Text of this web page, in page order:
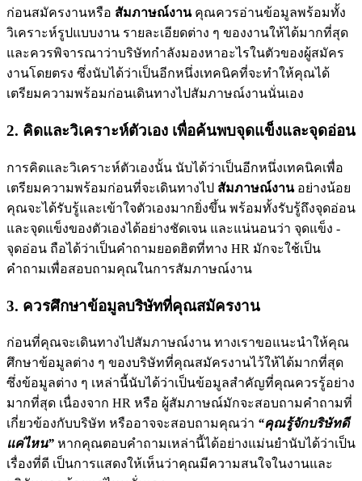
ก่อนสมัครงานหรือ สัมภาษณ์งาน คุณควรอ่านข้อมูลพร้อมทั้ง
วิเคราะห์รูปแบบงาน รายละเอียดต่าง ๆ ของงานให้ได้มากที่สุด
และควรพิจารณาว่าบริษัทกำลังมองหาอะไรในตัวของผู้สมัคร
งานโดยตรง ซึ่งนับได้ว่าเป็นอีกหนึ่งเทคนิคที่จะทำให้คุณได้
เตรียมความพร้อมก่อนเดินทางไปสัมภาษณ์งานนั่นเอง
2. คิดและวิเคราะห์ตัวเอง เพื่อค้นพบจุดแข็งและจุดอ่อน
การคิดและวิเคราะห์ตัวเองนั้น นับได้ว่าเป็นอีกหนึ่งเทคนิคเพื่อ
เตรียมความพร้อมก่อนที่จะเดินทางไป สัมภาษณ์งานอย่างน้อย
คุณจะได้รับรู้และเข้าใจตัวเองมากยิ่งขึ้น พร้อมทั้งรับรู้ถึงจุดอ่อน
และจุดแข็งของตัวเองได้อย่างชัดเจน และแน่นอนว่า จุดแข็ง -
จุดอ่อน ถือได้ว่าเป็นคำถามยอดฮิตที่ทาง HR มักจะใช้เป็น
คำถามเพื่อสอบถามคุณในการสัมภาษณ์งาน
3. ควรศึกษาข้อมูลบริษัทที่คุณสมัครงาน
ก่อนที่คุณจะเดินทางไปสัมภาษณ์งาน ทางเราขอแนะนำให้คุณ
ศึกษาข้อมูลต่าง ๆ ของบริษัทที่คุณสมัครงานไว้ให้ได้มากที่สุด
ซึ่งข้อมูลต่าง ๆ เหล่านี้นับได้ว่าเป็นข้อมูลสำคัญที่คุณควรรู้อย่าง
มากที่สุด เนื่องจาก HR หรือ ผู้สัมภาษณ์มักจะสอบถามคำถามที่
เกี่ยวข้องกับบริษัท หรืออาจจะสอบถามคุณว่า “คุณรู้จักบริษัทดี
แค่ไหน” หากคุณตอบคำถามเหล่านี้ได้อย่างแม่นยำนับได้ว่าเป็น
เรื่องที่ดี เป็นการแสดงให้เห็นว่าคุณมีความสนใจในงานและ